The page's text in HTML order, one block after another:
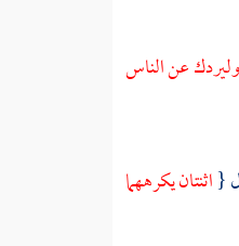
عن الناس
{اثنتان يكرههما